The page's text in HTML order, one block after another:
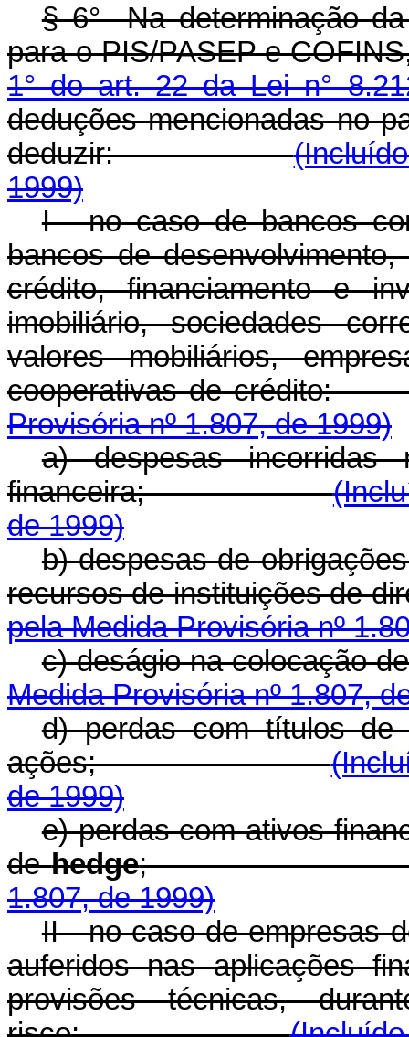
§ 6°Na determinação da
para o PIS/PASEP e
1° do art. 22 da Lei n°
deduções mencionadas no
deduzir:
1999)
I - no caso de bancos
bancos de
crédito, financiamento e
imobiliário, sociedades
valores mobiliários,
cooperativas
Provisória nº 1.807, de 1999)
a) despesas incorridas
financeira;
de 1999)
b) despesas de
recursos de
pela Medida Provisória nº
c) deságio na
Medida Provisória nº 1.807,
d) perdas com títulos
ações;
de 1999)
e) perdas com ativos
dehedge
1.807, de 1999)
II - no caso de empresas
auferidos nas aplicações
provisões técnicas,